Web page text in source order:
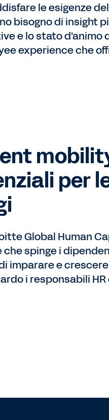
le esigenze
bisogno di insight
e lo stato d'animo
experience che
per
Global Human
spinge i
imparare e
i responsabili HR